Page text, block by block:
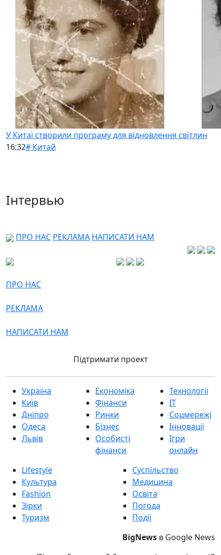
У Китаї створили програму для відновлення світлин
16:32# Китай
Інтервью
ПРО НАС РЕКЛАМА НАПИСАТИ НАМ
ПРО НАС
РЕКЛАМА
НАПИСАТИ НАМ
Підтримати проект
Україна
Київ
Дніпро
Одеса
Львів
Економіка
Фінанси
Ринки
Бізнес
Особисті
фінанси
Технології
IT
Соцмережі
Інновації
Ігри
онлайн
Lifestyle
Культура
Fashion
Зірки
Туризм
Суспільство
Медицина
Освіта
Погода
Події
BigNews в Google News